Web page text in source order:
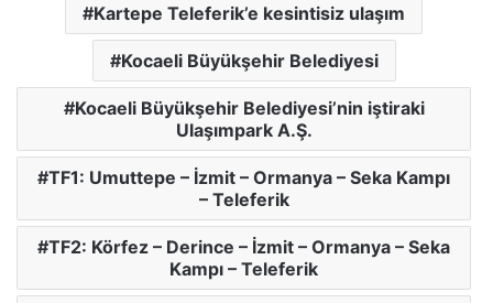
Kartepe Teleferik’e kesintisiz ulaşım
Kocaeli Büyükşehir Belediyesi
Kocaeli Büyükşehir Belediyesi’nin iştiraki
Ulaşımpark A.Ş.
TF1: Umuttepe – İzmit – Ormanya – Seka Kampı
– Teleferik
TF2: Körfez – Derince – İzmit – Ormanya – Seka
Kampı – Teleferik